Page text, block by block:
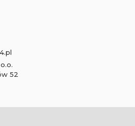
52